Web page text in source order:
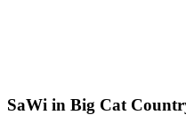
SaWi in Big Cat